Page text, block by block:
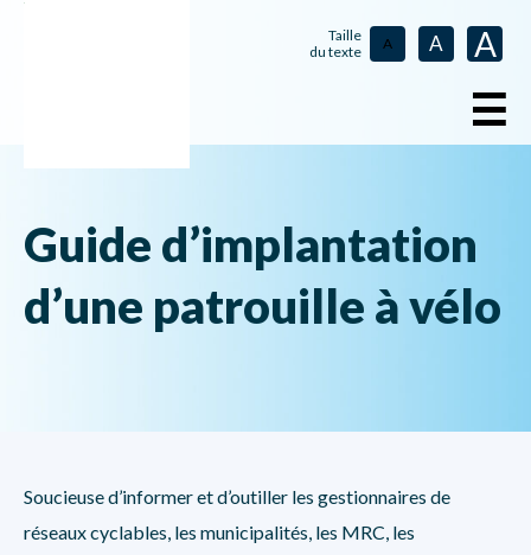
Taille
du texte
A A A
☰
Guide d’implantation
d’une patrouille à vélo
Soucieuse d’informer et d’outiller les gestionnaires de
réseaux cyclables, les municipalités, les MRC, les